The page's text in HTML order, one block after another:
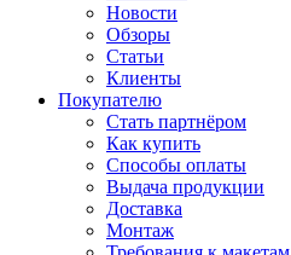
Новости
Обзоры
Статьи
Клиенты
Покупателю
Стать партнёром
Как купить
Способы оплаты
Выдача продукции
Доставка
Монтаж